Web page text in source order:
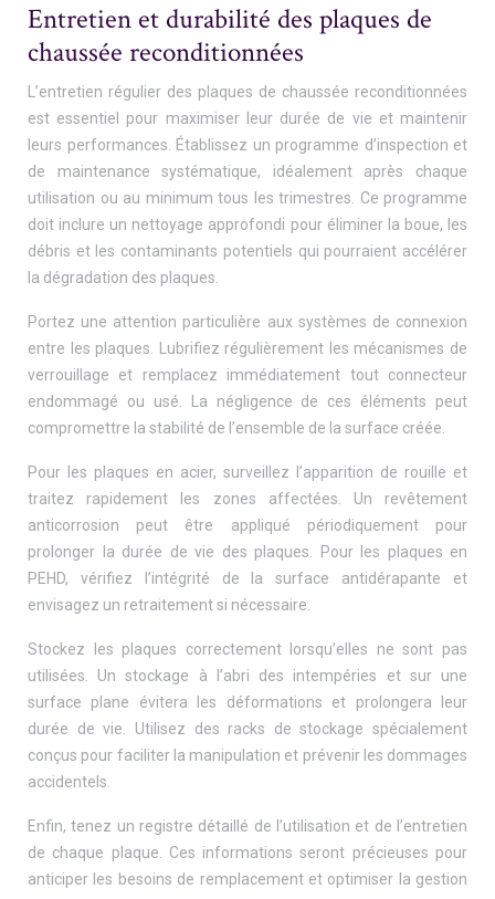
Entretien et durabilité des plaques de
chaussée reconditionnées
L’entretien régulier des plaques de chaussée reconditionnées
est essentiel pour maximiser leur durée de vie et maintenir
leurs performances. Établissez un programme d’inspection et
de maintenance systématique, idéalement après chaque
utilisation ou au minimum tous les trimestres. Ce programme
doit inclure un nettoyage approfondi pour éliminer la boue, les
débris et les contaminants potentiels qui pourraient accélérer
la dégradation des plaques.
Portez une attention particulière aux systèmes de connexion
entre les plaques. Lubrifiez régulièrement les mécanismes de
verrouillage et remplacez immédiatement tout connecteur
endommagé ou usé. La négligence de ces éléments peut
compromettre la stabilité de l’ensemble de la surface créée.
Pour les plaques en acier, surveillez l’apparition de rouille et
traitez rapidement les zones affectées. Un revêtement
anticorrosion peut être appliqué périodiquement pour
prolonger la durée de vie des plaques. Pour les plaques en
PEHD, vérifiez l’intégrité de la surface antidérapante et
envisagez un retraitement si nécessaire.
Stockez les plaques correctement lorsqu’elles ne sont pas
utilisées. Un stockage à l’abri des intempéries et sur une
surface plane évitera les déformations et prolongera leur
durée de vie. Utilisez des racks de stockage spécialement
conçus pour faciliter la manipulation et prévenir les dommages
accidentels.
Enfin, tenez un registre détaillé de l’utilisation et de l’entretien
de chaque plaque. Ces informations seront précieuses pour
anticiper les besoins de remplacement et optimiser la gestion